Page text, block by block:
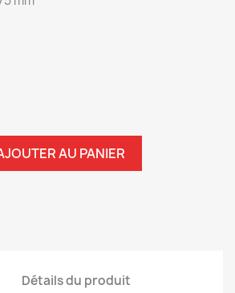
AU PANIER
Détails du produit